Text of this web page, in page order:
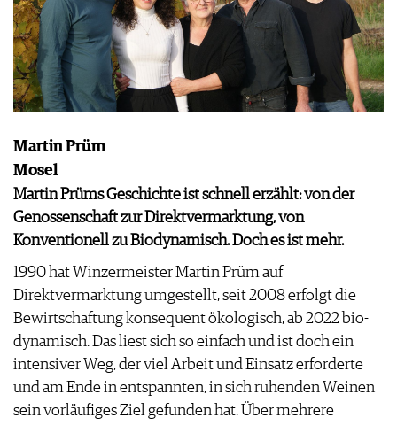
Martin Prüm
Mosel
Martin Prüms Geschichte ist schnell erzählt: von der
Genossenschaft zur Direktvermarktung, von
Konventionell zu Biodynamisch. Doch es ist mehr.
1990 hat Winzermeister Martin Prüm auf
Direktvermarktung umgestellt, seit 2008 erfolgt die
Bewirtschaftung konsequent ökologisch, ab 2022 bio-
dynamisch. Das liest sich so einfach und ist doch ein
intensiver Weg, der viel Arbeit und Einsatz erforderte
und am Ende in entspannten, in sich ruhenden Weinen
sein vorläufiges Ziel gefunden hat. Über mehrere